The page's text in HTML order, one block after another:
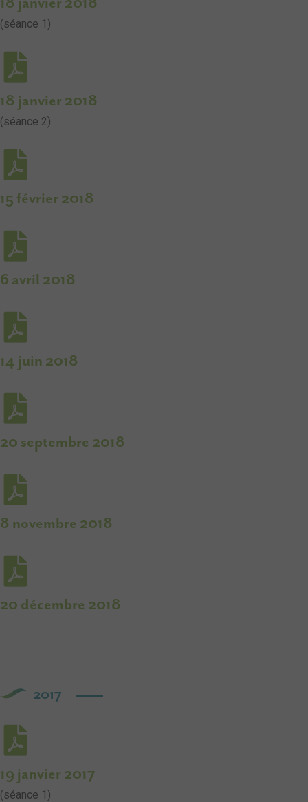
(séance 1)
18 janvier 2018
(séance 2)
15 février 2018
6 avril 2018
14 juin 2018
20 septembre 2018
8 novembre 2018
20 décembre 2018
2017
19 janvier 2017
(séance 1)